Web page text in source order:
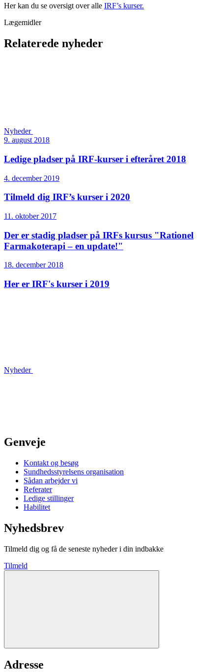
Her kan du se oversigt over alle IRF’s kurser.
Lægemidler
Relaterede nyheder
Nyheder
9. august 2018
Ledige pladser på IRF-kurser i efteråret 2018
4. december 2019
Tilmeld dig IRF’s kurser i 2020
11. oktober 2017
Der er stadig pladser på IRFs kursus "Rationel
Farmakoterapi – en update!"
18. december 2018
Her er IRF's kurser i 2019
Nyheder
Genveje
Kontakt og besøg
Sundhedsstyrelsens organisation
Sådan arbejder vi
Referater
Ledige stillinger
Habilitet
Nyhedsbrev
Tilmeld dig og få de seneste nyheder i din indbakke
Tilmeld
Adresse